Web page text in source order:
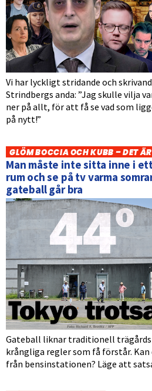
Vi har lyckligt stridande och
Strindbergs anda: ”Jag skulle vilja
ner på allt, för att få se vad som
på nytt!”
GLÖM BOCCIA OCH KUBB – DET
Man måste inte sitta inne i
rum och se på tv varma
gateball går bra
Gateball liknar traditionell
krångliga regler som få förstår.
från bensinstationen? Läge att